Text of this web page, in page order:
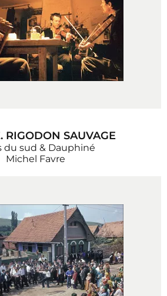
RIGODON SAUVAGE
du sud & Dauphiné
Michel Favre